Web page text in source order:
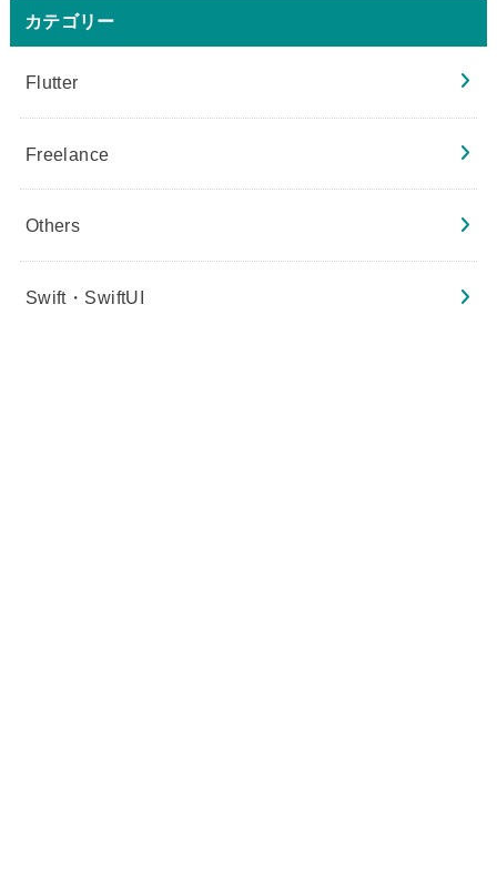
カテゴリー
Flutter
Freelance
Others
Swift・SwiftUI